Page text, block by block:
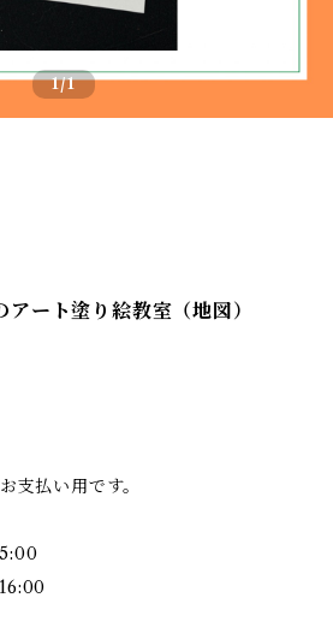
1/1
ート塗り絵教室（地図）
払い用です。